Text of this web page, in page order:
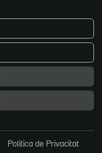
Política de Privacitat